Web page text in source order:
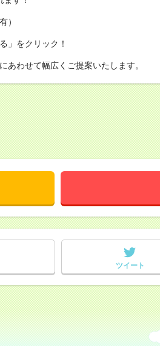
）
」をクリック！
わせて幅広くご提案いたします。
ツイート